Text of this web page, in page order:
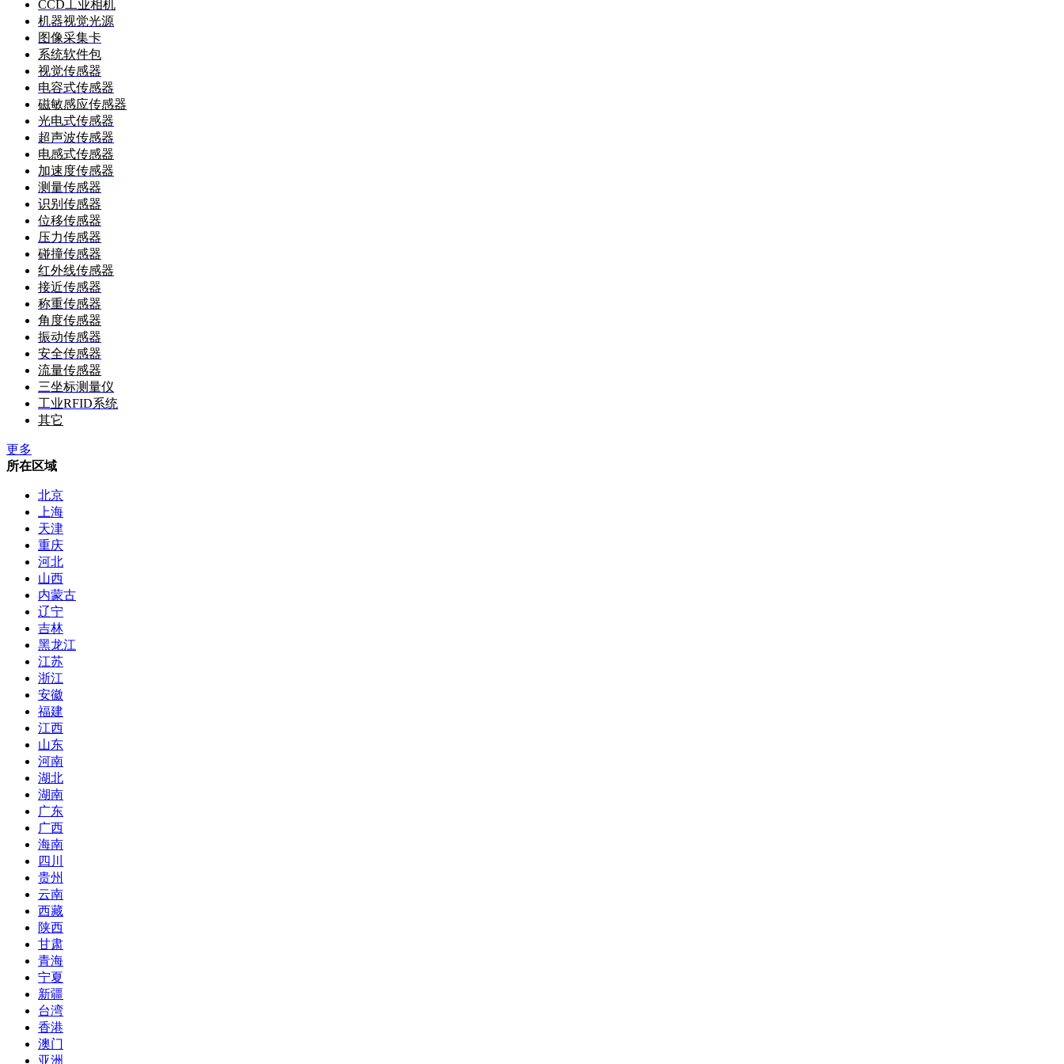
CCD工业相机
机器视觉光源
图像采集卡
系统软件包
视觉传感器
电容式传感器
磁敏感应传感器
光电式传感器
超声波传感器
电感式传感器
加速度传感器
测量传感器
识别传感器
位移传感器
压力传感器
碰撞传感器
红外线传感器
接近传感器
称重传感器
角度传感器
振动传感器
安全传感器
流量传感器
三坐标测量仪
工业RFID系统
其它
更多
所在区域
北京
上海
天津
重庆
河北
山西
内蒙古
辽宁
吉林
黑龙江
江苏
浙江
安徽
福建
江西
山东
河南
湖北
湖南
广东
广西
海南
四川
贵州
云南
西藏
陕西
甘肃
青海
宁夏
新疆
台湾
香港
澳门
亚洲